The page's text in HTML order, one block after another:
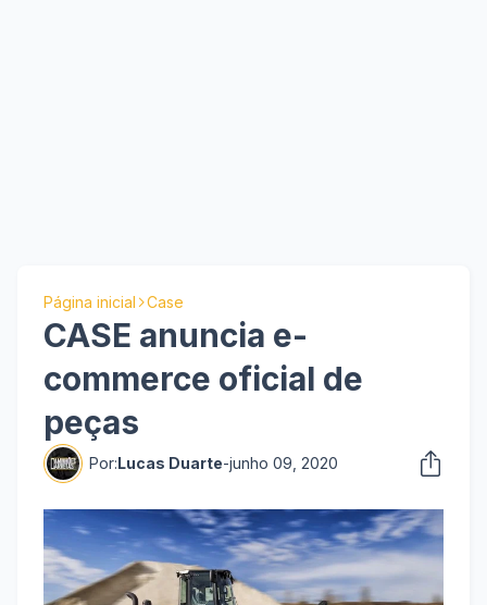
Página inicial Case
CASE anuncia e-
commerce oficial de
peças
Por:Lucas Duarte-junho 09, 2020